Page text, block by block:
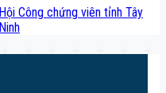
Hội Công chứng viên tỉnh Tây
Ninh